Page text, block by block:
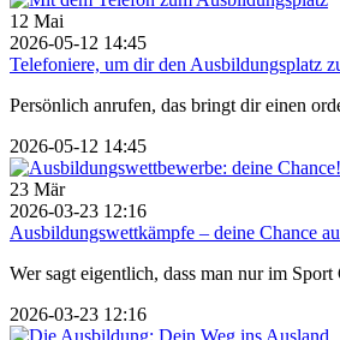
12 Mai
2026-05-12 14:45
Telefoniere, um dir den Ausbildungsplatz
Persönlich anrufen, das bringt dir einen
2026-05-12 14:45
23 Mär
2026-03-23 12:16
Ausbildungswettkämpfe – deine Chance
Wer sagt eigentlich, dass man nur im
2026-03-23 12:16